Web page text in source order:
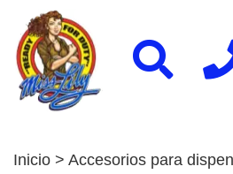
Inicio > Accesorios para